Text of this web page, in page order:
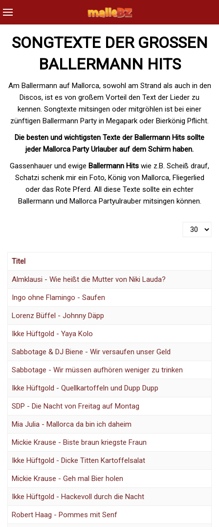
SONGTEXTE DER GROSSEN B
ALLERMANN HITS
Am Ballermann auf Mallorca, sowohl am Strand als auch in den
Discos, ist es von großem Vorteil den Text der Lieder zu
kennen. Songtexte mitsingen oder mitgröhlen ist bei einer
zünftigen Ballermann Party in Megapark oder Bierkönig Pflicht.
Die besten und wichtigsten Texte der Ballermann Hits sollte
jeder Mallorca Party Urlauber auf dem Schirm haben.
Gassenhauer und ewige Ballermann Hits wie z.B. Scheiß drauf,
Schatzi schenk mir ein Foto, König von Mallorca, Fliegerlied
oder das Rote Pferd. All diese Texte sollte ein echter
Ballermann und Mallorca Partyulrauber mitsingen können.
Anzeige #
Titel
Almklausi - Wie heißt die Mutter von Niki Lauda?
Ingo ohne Flamingo - Saufen
Lorenz Büffel - Johnny Däpp
Ikke Hüftgold - Yaya Kolo
Sabbotage & DJ Biene - Wir versaufen unser Geld
Sabbotage - Wir müssen aufhören weniger zu trinken
Ikke Hüftgold - Quellkartoffeln und Dupp Dupp
SDP - Die Nacht von Freitag auf Montag
Mia Julia - Mallorca da bin ich daheim
Mickie Krause - Biste braun kriegste Fraun
Ikke Hüftgold - Dicke Titten Kartoffelsalat
Mickie Krause - Geh mal Bier holen
Ikke Hüftgold - Hackevoll durch die Nacht
Robert Haag - Pommes mit Senf